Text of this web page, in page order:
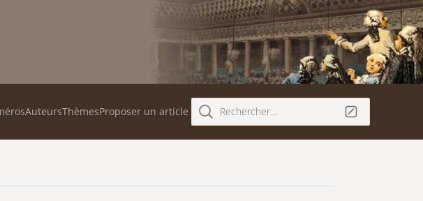
AuteursThèmesProposer un article Rechercher...